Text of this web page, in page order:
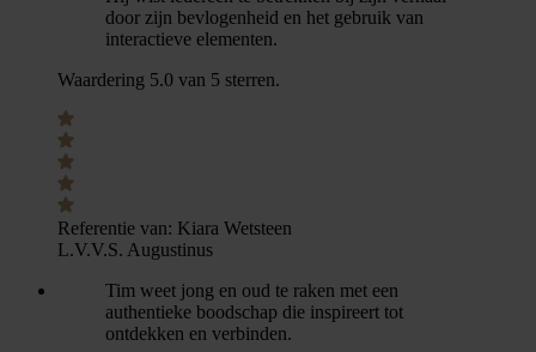
door zijn bevlogenheid en het gebruik van
interactieve elementen.
Waardering 5.0 van 5 sterren.
Referentie van: Kiara Wetsteen
L.V.V.S. Augustinus
Tim weet jong en oud te raken met een
authentieke boodschap die inspireert tot
ontdekken en verbinden.